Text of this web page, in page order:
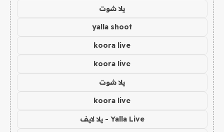
يلا شوت
yalla shoot
koora live
koora live
يلا شوت
koora live
Yalla Live - يلا لايف